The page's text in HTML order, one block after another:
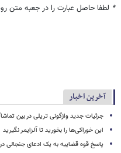
* لطفا حاصل عبارت را در جعبه متن
آخرین اخبار
جزئیات جدید واژگونی تریلی در بین
این خوراکی‌ها را بخورید تا آلزایمر نگیرید
پاسخ قوه قضاییه به یک ادعای جنجالی